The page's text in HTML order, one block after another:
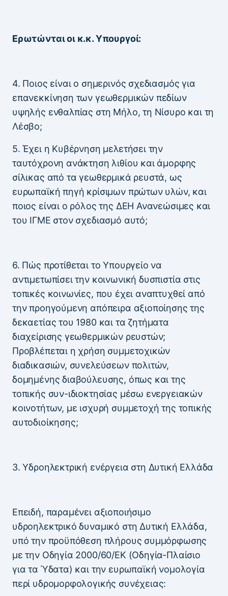
Ερωτώνται οι κ.κ. Υπουργοί:
4. Ποιος είναι ο σημερινός σχεδιασμός για
επανεκκίνηση των γεωθερμικών πεδίων
υψηλής ενθαλπίας στη Μήλο, τη Νίσυρο και τη
Λέσβο;
5. Έχει η Κυβέρνηση μελετήσει την
ταυτόχρονη ανάκτηση λιθίου και άμορφης
σίλικας από τα γεωθερμικά ρευστά, ως
ευρωπαϊκή πηγή κρίσιμων πρώτων υλών, και
ποιος είναι ο ρόλος της ΔΕΗ Ανανεώσιμες και
του ΙΓΜΕ στον σχεδιασμό αυτό;
6. Πώς προτίθεται το Υπουργείο να
αντιμετωπίσει την κοινωνική δυσπιστία στις
τοπικές κοινωνίες, που έχει αναπτυχθεί από
την προηγούμενη απόπειρα αξιοποίησης της
δεκαετίας του 1980 και τα ζητήματα
διαχείρισης γεωθερμικών ρευστών;
Προβλέπεται η χρήση συμμετοχικών
διαδικασιών, συνελεύσεων πολιτών,
δομημένης διαβούλευσης, όπως και της
τοπικής συν-ιδιοκτησίας μέσω ενεργειακών
κοινοτήτων, με ισχυρή συμμετοχή της τοπικής
αυτοδιοίκησης;
3. Υδροηλεκτρική ενέργεια στη Δυτική Ελλάδα
Επειδή, παραμένει αξιοποιήσιμο
υδροηλεκτρικό δυναμικό στη Δυτική Ελλάδα,
υπό την προϋπόθεση πλήρους συμμόρφωσης
με την Οδηγία 2000/60/ΕΚ (Οδηγία-Πλαίσιο
για τα Ύδατα) και την ευρωπαϊκή νομολογία
περί υδρομορφολογικής συνέχειας: